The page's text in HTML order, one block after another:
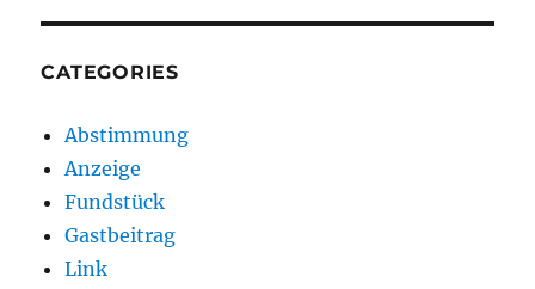
CATEGORIES
Abstimmung
Anzeige
Fundstück
Gastbeitrag
Link